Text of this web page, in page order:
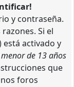
y contraseña.
Si el
está activado y
menor de 13 años
que
foros